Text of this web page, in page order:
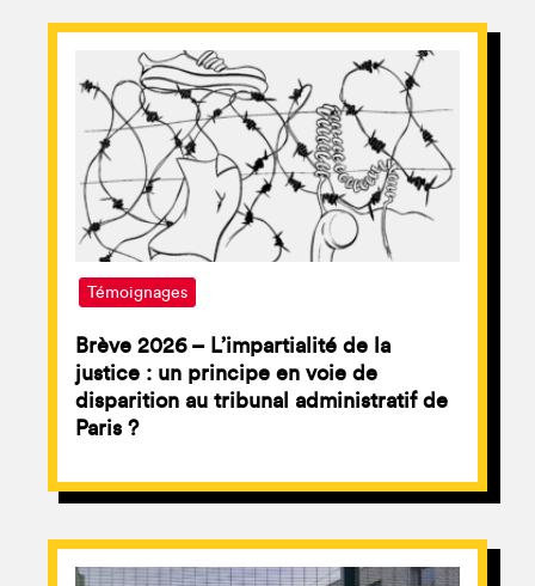
Témoignages
Brève 2026 – L’impartialité de la
justice : un principe en voie de
disparition au tribunal administratif de
Paris ?